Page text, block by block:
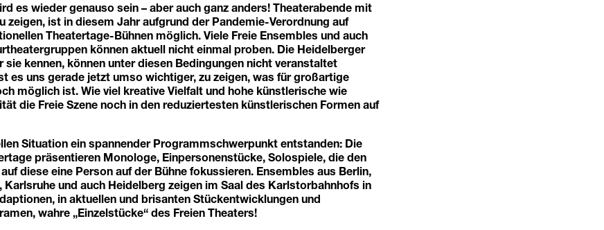
es wieder genauso sein – aber auch ganz anders! Theaterabende mit
zeigen, ist in diesem Jahr aufgrund der Pandemie-Verordnung auf
Theatertage-Bühnen möglich. Viele Freie Ensembles und auch
können aktuell nicht einmal proben. Die Heidelberger
sie kennen, können unter diesen Bedingungen nicht veranstaltet
es uns gerade jetzt umso wichtiger, zu zeigen, was für großartige
möglich ist. Wie viel kreative Vielfalt und hohe künstlerische wie
die Freie Szene noch in den reduziertesten künstlerischen Formen auf
Situation ein spannender Programmschwerpunkt entstanden: Die
präsentieren Monologe, Einpersonenstücke, Solospiele, die den
diese eine Person auf der Bühne fokussieren. Ensembles aus Berlin,
Karlsruhe und auch Heidelberg zeigen im Saal des Karlstorbahnhofs in
in aktuellen und brisanten Stückentwicklungen und
wahre „Einzelstücke“ des Freien Theaters!